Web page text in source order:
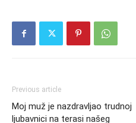
Previous article
Moj muž je nazdravljao trudnoj
ljubavnici na terasi našeg